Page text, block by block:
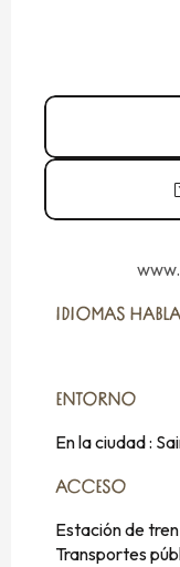
IDIOMAS
IDIOMAS
ENTORNO
ENTORNO
En la ciudad :
ACCESO
ACCESO
Estación de
Transportes